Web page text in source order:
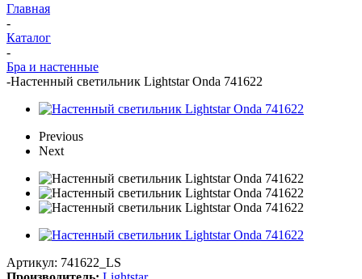
Главная
-
Каталог
-
Бра и настенные
-Настенный светильник Lightstar Onda 741622
Previous
Next
Артикул: 741622_LS